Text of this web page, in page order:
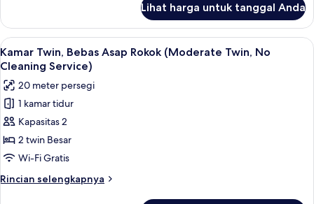
at
Check-
In
by
hotel)
Kamar,
Bebas
Asap
Rokok
Selected
at
Check-
In
by
Lihat harga untuk tanggal Anda
Lihat
semua
foto
untuk
Kamar
Twin,
Bebas
Asap
Rokok
(Moderate
Brankas, meja kerja, kedap suara,
6
Kamar Twin, Bebas Asap Rokok (Moderate Twin, No
Cleaning Service)
20 meter persegi
1 kamar tidur
Kapasitas 2
2 twin Besar
Wi-Fi Gratis
Rincian selengkapnya
Rincian